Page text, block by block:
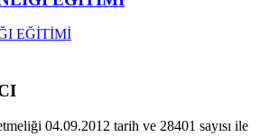
EĞİTİMİ
04.09.2012 tarih ve 28401 sayısı ile